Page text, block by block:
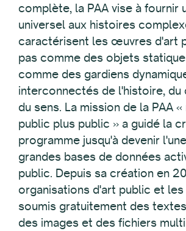
complète, la PAA vise à fournir
universel aux histoires
caractérisent les œuvres d'art
pas comme des objets
comme des gardiens
interconnectés de l'histoire,
du sens. La mission de la PAA
public plus public » a guidé la
programme jusqu'à devenir
grandes bases de données
public. Depuis sa création en
organisations d'art public et
soumis gratuitement des
des images et des fichiers